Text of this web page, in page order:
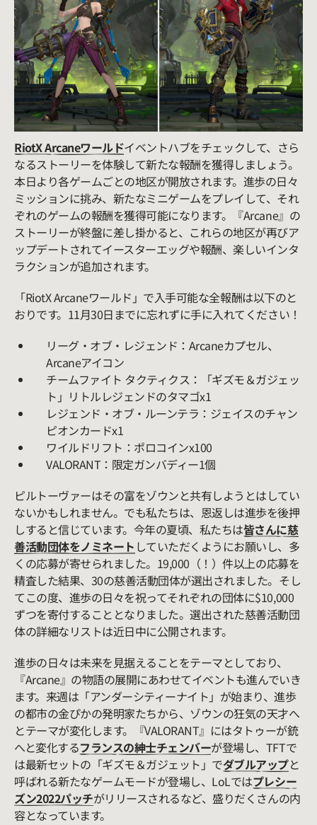
RiotX Arcaneワールドイベントハブをチェックして、さら
なるストーリーを体験して新たな報酬を獲得しましょう。
本日より各ゲームごとの地区が開放されます。進歩の日々
ミッションに挑み、新たなミニゲームをプレイして、それ
ぞれのゲームの報酬を獲得可能になります。『Arcane』の
ストーリーが終盤に差し掛かると、これらの地区が再びア
ップデートされてイースターエッグや報酬、楽しいインタ
ラクションが追加されます。
「RiotX Arcaneワールド」で入手可能な全報酬は以下のと
おりです。11月30日までに忘れずに手に入れてください！
リーグ・オブ・レジェンド：Arcaneカプセル、
Arcaneアイコン
チームファイト タクティクス：「ギズモ＆ガジェッ
ト」リトルレジェンドのタマゴx1
レジェンド・オブ・ルーンテラ：ジェイスのチャン
ピオンカードx1
ワイルドリフト：ポロコインx100
VALORANT：限定ガンバディー1個
ピルトーヴァーはその富をゾウンと共有しようとはしてい
ないかもしれません。でも私たちは、恩返しは進歩を後押
しすると信じています。今年の夏頃、私たちは皆さんに慈
善活動団体をノミネート していただくようにお願いし、多
くの応募が寄せられました。19,000（！）件以上の応募を
精査した結果、30の慈善活動団体が選出されました。そし
てこの度、進歩の日々を祝ってそれぞれの団体に$10,000
ずつを寄付することとなりました。選出された慈善活動団
体の詳細なリストは近日中に公開されます。
進歩の日々は未来を見据えることをテーマとしており、
『Arcane』の物語の展開にあわせてイベントも進んでいき
ます。来週は「アンダーシティーナイト」が始まり、進歩
の都市の金ぴかの発明家たちから、ゾウンの狂気の天才へ
とテーマが変化します。『VALORANT』にはタトゥーが銃
へと変化するフランスの紳士チェンバーが登場し、TFTで
は最新セットの「ギズモ＆ガジェット」でダブルアップと
呼ばれる新たなゲームモードが登場し、LoLではプレシー
ズン2022パッチがリリースされるなど、盛りだくさんの内
容となっています。